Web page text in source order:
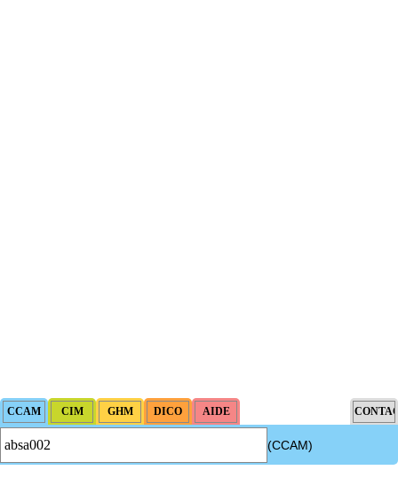
(CCAM)